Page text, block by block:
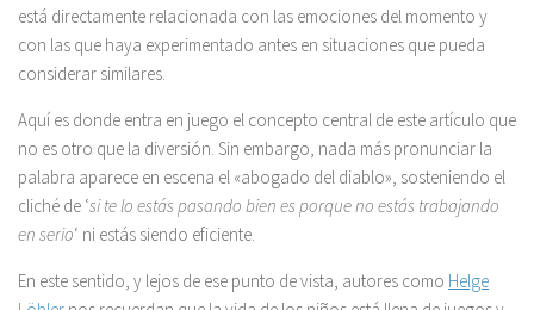
está directamente relacionada con las emociones del momento y
con las que haya experimentado antes en situaciones que pueda
considerar similares.
Aquí es donde entra en juego el concepto central de este artículo que
no es otro que la diversión. Sin embargo, nada más pronunciar la
palabra aparece en escena el «abogado del diablo», sosteniendo el
cliché de ‘si te lo estás pasando bien es porque no estás trabajando
en serio‘ ni estás siendo eficiente.
En este sentido, y lejos de ese punto de vista, autores como Helge